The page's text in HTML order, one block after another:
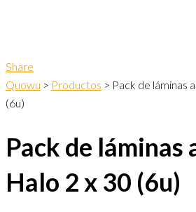
Share
Quowu > Productos > Pack de láminas
(6u)
Pack de láminas
Halo 2 x 30 (6u)